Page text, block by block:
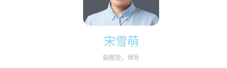
宋雪萌
副教授，博导